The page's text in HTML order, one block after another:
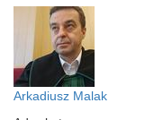
Arkadiusz Malak